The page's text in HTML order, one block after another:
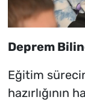
Deprem
Eğitim
hazırlığının